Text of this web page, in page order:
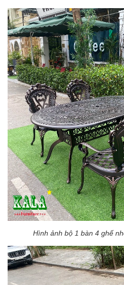
Hình ảnh bộ 1 bàn 4 ghế